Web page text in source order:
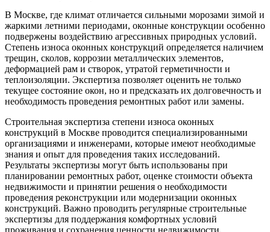
В Москве, где климат отличается сильными морозами зимой и
жаркими летними периодами, оконные конструкции особенно
подвержены воздействию агрессивных природных условий.
Степень износа оконных конструкций определяется наличием
трещин, сколов, коррозии металлических элементов,
деформацией рам и створок, утратой герметичности и
теплоизоляции. Экспертиза позволяет оценить не только
текущее состояние окон, но и предсказать их долговечность и
необходимость проведения ремонтных работ или замены.
Строительная экспертиза степени износа оконных
конструкций в Москве проводится специализированными
организациями и инженерами, которые имеют необходимые
знания и опыт для проведения таких исследований.
Результаты экспертизы могут быть использованы при
планировании ремонтных работ, оценке стоимости объекта
недвижимости и принятии решения о необходимости
проведения реконструкции или модернизации оконных
конструкций. Важно проводить регулярные строительные
экспертизы для поддержания комфортных условий
проживания и сохранения ценности недвижимости.